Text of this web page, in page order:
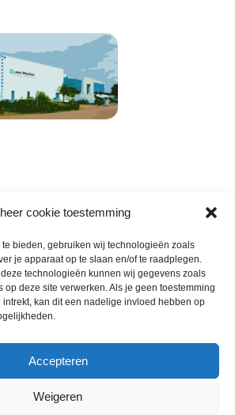
cookie toestemming
bieden, gebruiken wij technologieën zoals
je apparaat op te slaan en/of te raadplegen.
technologieën kunnen wij gegevens zoals
op deze site verwerken. Als je geen toestemming
intrekt, kan dit een nadelige invloed hebben op
Accepteren
Weigeren
Horeca-Groothandel